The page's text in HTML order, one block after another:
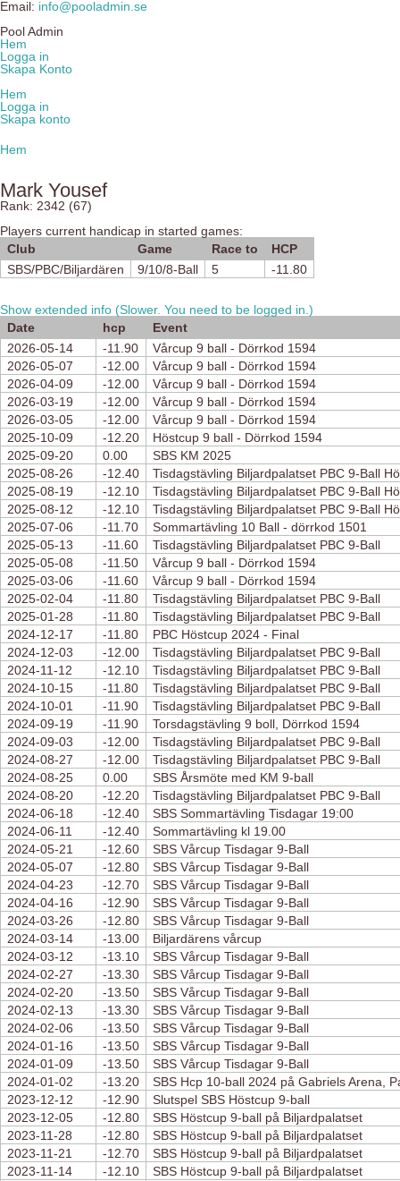
Email: info@pooladmin.se
Pool Admin
Hem
Logga in
Skapa Konto
Hem
Logga in
Skapa konto
Hem
Mark Yousef
Rank: 2342 (67)
Players current handicap in started games:
Club
Game Race to
HCP
SBS/PBC/Biljardären
9/10/8-Ball 5 -11.80
Show extended info (Slower. You need to be logged in.)
Date
hcp
Event
2026-05-14
-11.90
Vårcup 9 ball - Dörrkod 1594
2026-05-07
-12.00
Vårcup 9 ball - Dörrkod 1594
2026-04-09
-12.00
Vårcup 9 ball - Dörrkod 1594
2026-03-19
-12.00
Vårcup 9 ball - Dörrkod 1594
2026-03-05
-12.00
Vårcup 9 ball - Dörrkod 1594
2025-10-09
-12.20
Höstcup 9 ball - Dörrkod 1594
2025-09-20
0.00
SBS KM 2025
2025-08-26
-12.40
Tisdagstävling Biljardpalatset PBC 9-Ball
2025-08-19
-12.10
Tisdagstävling Biljardpalatset PBC 9-Ball
2025-08-12
-12.10
Tisdagstävling Biljardpalatset PBC 9-Ball
2025-07-06
-11.70
Sommartävling 10 Ball - dörrkod 1501
2025-05-13
-11.60
Tisdagstävling Biljardpalatset PBC 9-Ball
2025-05-08
-11.50
Vårcup 9 ball - Dörrkod 1594
2025-03-06
-11.60
Vårcup 9 ball - Dörrkod 1594
2025-02-04
-11.80
Tisdagstävling Biljardpalatset PBC 9-Ball
2025-01-28
-11.80
Tisdagstävling Biljardpalatset PBC 9-Ball
2024-12-17
-11.80
PBC Höstcup 2024 - Final
2024-12-03
-12.00
Tisdagstävling Biljardpalatset PBC 9-Ball
2024-11-12
-12.10
Tisdagstävling Biljardpalatset PBC 9-Ball
2024-10-15
-11.80
Tisdagstävling Biljardpalatset PBC 9-Ball
2024-10-01
-11.90
Tisdagstävling Biljardpalatset PBC 9-Ball
2024-09-19
-11.90
Torsdagstävling 9 boll, Dörrkod 1594
2024-09-03
-12.00
Tisdagstävling Biljardpalatset PBC 9-Ball
2024-08-27
-12.00
Tisdagstävling Biljardpalatset PBC 9-Ball
2024-08-25
0.00
SBS Årsmöte med KM 9-ball
2024-08-20
-12.20
Tisdagstävling Biljardpalatset PBC 9-Ball
2024-06-18
-12.40
SBS Sommartävling Tisdagar 19:00
2024-06-11
-12.40
Sommartävling kl 19.00
2024-05-21
-12.60
SBS Vårcup Tisdagar 9-Ball
2024-05-07
-12.80
SBS Vårcup Tisdagar 9-Ball
2024-04-23
-12.70
SBS Vårcup Tisdagar 9-Ball
2024-04-16
-12.90
SBS Vårcup Tisdagar 9-Ball
2024-03-26
-12.80
SBS Vårcup Tisdagar 9-Ball
2024-03-14
-13.00
Biljardärens vårcup
2024-03-12
-13.10
SBS Vårcup Tisdagar 9-Ball
2024-02-27
-13.30
SBS Vårcup Tisdagar 9-Ball
2024-02-20
-13.50
SBS Vårcup Tisdagar 9-Ball
2024-02-13
-13.30
SBS Vårcup Tisdagar 9-Ball
2024-02-06
-13.50
SBS Vårcup Tisdagar 9-Ball
2024-01-16
-13.50
SBS Vårcup Tisdagar 9-Ball
2024-01-09
-13.50
SBS Vårcup Tisdagar 9-Ball
2024-01-02
-13.20
SBS Hcp 10-ball 2024 på Gabriels Arena,
2023-12-12
-12.90
Slutspel SBS Höstcup 9-ball
2023-12-05
-12.80
SBS Höstcup 9-ball på Biljardpalatset
2023-11-28
-12.80
SBS Höstcup 9-ball på Biljardpalatset
2023-11-21
-12.70
SBS Höstcup 9-ball på Biljardpalatset
2023-11-14
-12.10
SBS Höstcup 9-ball på Biljardpalatset